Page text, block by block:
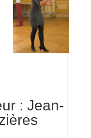
: Jean-